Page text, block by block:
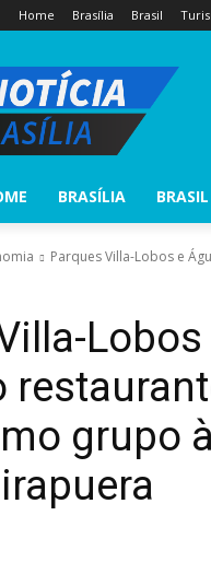
Home Brasília Brasil
BRASÍLIA BRASIL
Parques Villa-Lobos e
grupo